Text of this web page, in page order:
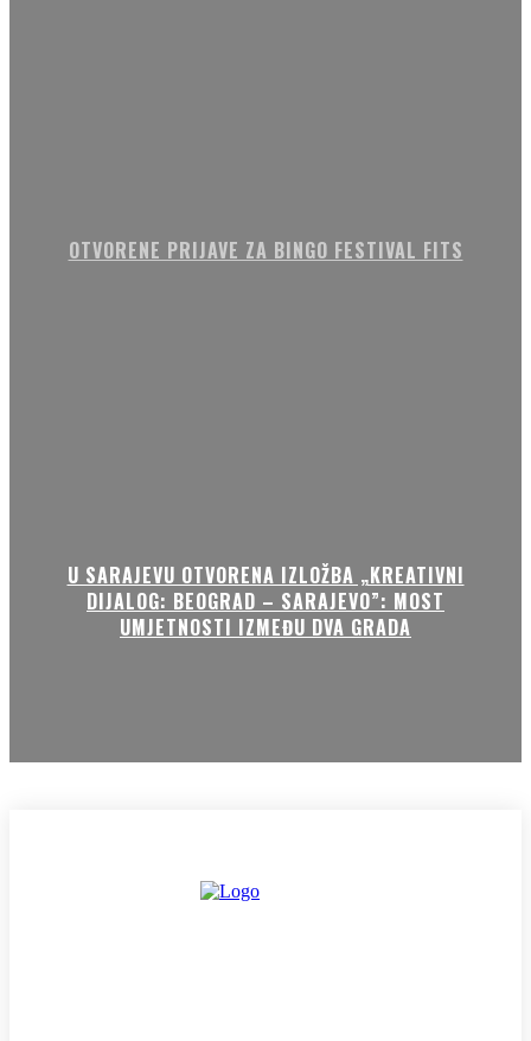
OTVORENE PRIJAVE ZA BINGO FESTIVAL FITS
U SARAJEVU OTVORENA IZLOŽBA „KREATIVNI
DIJALOG: BEOGRAD – SARAJEVO”: MOST
UMJETNOSTI IZMEĐU DVA GRADA